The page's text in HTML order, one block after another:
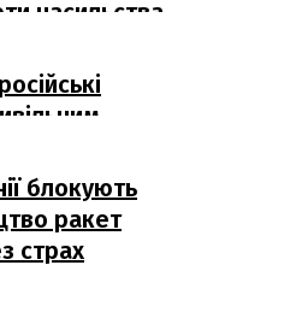
насильства
блокують
ракет
страх